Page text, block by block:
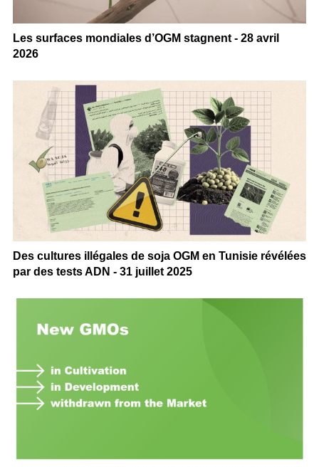
Les surfaces mondiales d’OGM stagnent - 28 avril
2026
Des cultures illégales de soja OGM en Tunisie révélées
par des tests ADN - 31 juillet 2025